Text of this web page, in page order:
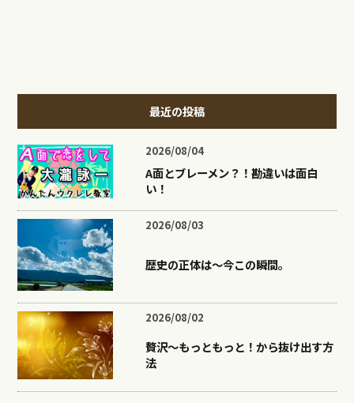
最近の投稿
2026/08/04
A面とブレーメン？！勘違いは面白
い！
2026/08/03
歴史の正体は〜今この瞬間。
2026/08/02
贅沢〜もっともっと！から抜け出す方
法